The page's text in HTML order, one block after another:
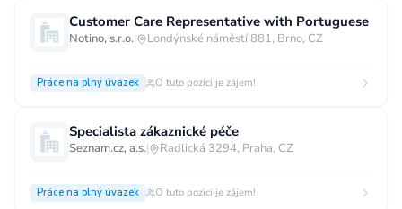
Customer Care Representative with Portuguese
Notino, s.r.o.| Londýnské náměstí 881, Brno, CZ
Práce na plný úvazek O tuto pozici je zájem!
Specialista zákaznické péče
Seznam.cz, a.s.| Radlická 3294, Praha, CZ
Práce na plný úvazek O tuto pozici je zájem!